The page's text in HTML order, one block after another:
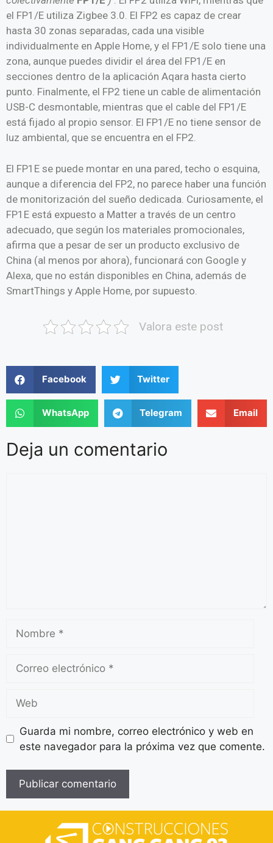
el FP1/E utiliza Zigbee 3.0. El FP2 es capaz de crear
hasta 30 zonas separadas, cada una visible
individualmente en Apple Home, y el FP1/E solo tiene una
zona, aunque puedes dividir el área del FP1/E en
secciones dentro de la aplicación Aqara hasta cierto
punto. Finalmente, el FP2 tiene un cable de alimentación
USB-C desmontable, mientras que el cable del FP1/E
está fijado al propio sensor. El FP1/E no tiene sensor de
luz ambiental, que se encuentra en el FP2.
El FP1E ​​se puede montar en una pared, techo o esquina,
aunque a diferencia del FP2, no parece haber una función
de monitorización del sueño dedicada. Curiosamente, el
FP1E ​​está expuesto a Matter a través de un centro
adecuado, que según los materiales promocionales,
afirma que a pesar de ser un producto exclusivo de
China (al menos por ahora), funcionará con Google y
Alexa, que no están disponibles en China, además de
SmartThings y Apple Home, por supuesto.
Valora este post
Facebook Twitter
WhatsApp Telegram Email
Deja un comentario
Guarda mi nombre, correo electrónico y web en
este navegador para la próxima vez que comente.